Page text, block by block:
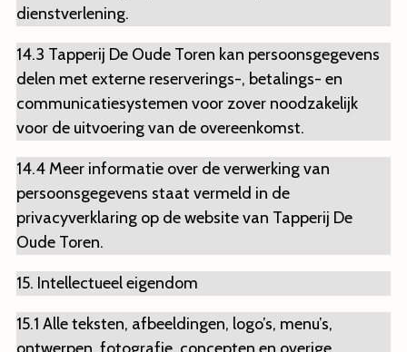
dienstverlening.
14.3 Tapperij De Oude Toren kan persoonsgegevens
delen met externe reserverings-, betalings- en
communicatiesystemen voor zover noodzakelijk
voor de uitvoering van de overeenkomst.
14.4 Meer informatie over de verwerking van
persoonsgegevens staat vermeld in de
privacyverklaring op de website van Tapperij De
Oude Toren.
15. Intellectueel eigendom
15.1 Alle teksten, afbeeldingen, logo’s, menu’s,